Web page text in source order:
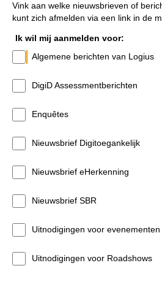
Vink aan welke nieuwsbrieven of
kunt zich afmelden via een link in de
Ik wil mij aanmelden voor:
Algemene berichten van Logius
DigiD Assessmentberichten
Enquêtes
Nieuwsbrief Digitoegankelijk
Nieuwsbrief eHerkenning
Nieuwsbrief SBR
Uitnodigingen voor evenementen
Uitnodigingen voor Roadshows